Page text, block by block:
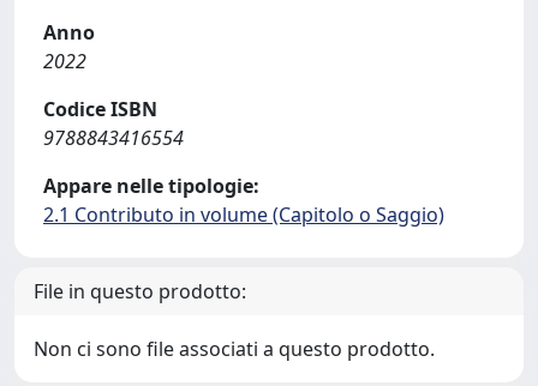
Anno
2022
Codice ISBN
9788843416554
Appare nelle tipologie:
2.1 Contributo in volume (Capitolo o Saggio)
File in questo prodotto:
Non ci sono file associati a questo prodotto.